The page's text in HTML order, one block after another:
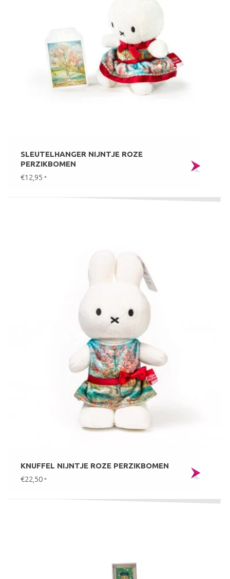
SLEUTELHANGER NIJNTJE ROZE
PERZIKBOMEN
€12,95 *
KNUFFEL NIJNTJE ROZE PERZIKBOMEN
€22,50 *